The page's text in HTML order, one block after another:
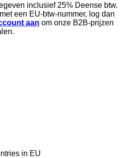
inclusief 25% Deense btw.
een EU-btw-nummer, log dan
aan om onze B2B-prijzen
in EU